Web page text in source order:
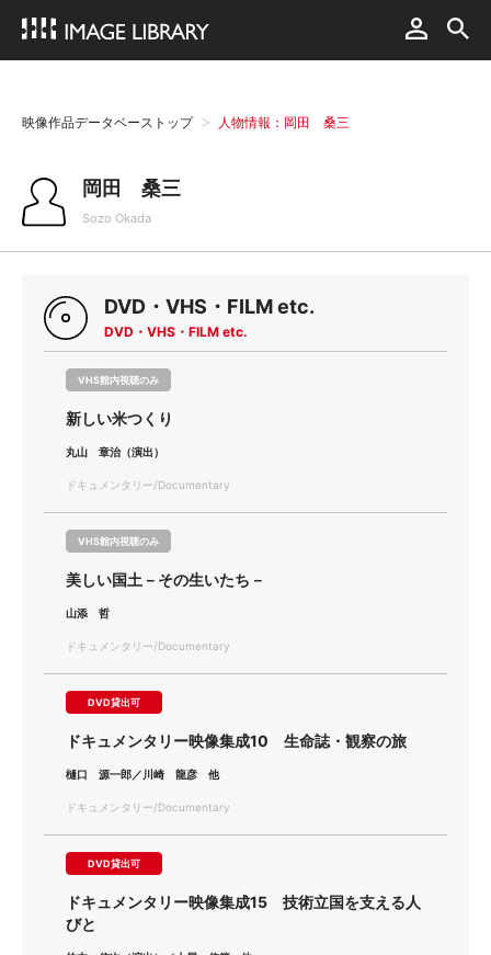
映像作品データベーストップ 人物情報：岡田 桑三
岡田 桑三
Sozo Okada
DVD・VHS・FILM etc.
DVD・VHS・FILM etc.
VHS館内視聴のみ
新しい米つくり
丸山 章治（演出）
ドキュメンタリー/Documentary
VHS館内視聴のみ
美しい国土－その生いたち－
山添 哲
ドキュメンタリー/Documentary
DVD貸出可
ドキュメンタリー映像集成10 生命誌・観察の旅
樋口 源一郎／川崎 龍彦 他
ドキュメンタリー/Documentary
DVD貸出可
ドキュメンタリー映像集成15 技術立国を支える人
びと